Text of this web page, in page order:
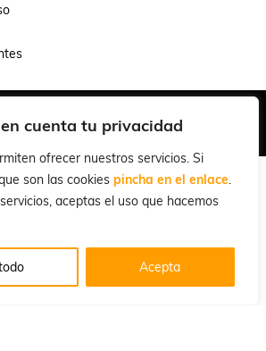
cuenta tu privacidad
ofrecer nuestros servicios. Si
son las cookies pincha en el enlace.
aceptas el uso que hacemos
Acepta
© 2026 Cuchillalia.com